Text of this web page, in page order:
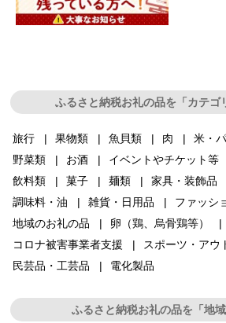
ふるさと納税お礼の品を「カテゴ
旅行 果物類 魚貝類 肉 米・
野菜類
お酒 イベントやチケット等
飲料類
菓子 麺類 家具・装飾品
調味料・油
雑貨・日用品 ファッシ
地域のお礼の品
卵（鶏、烏骨鶏等）
コロナ被害事業者支援
スポーツ・アウ
民芸品・工芸品
電化製品
ふるさと納税お礼の品を「地